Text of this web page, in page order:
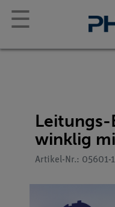
☰
Leitungs-
winklig
Artikel-Nr.: 05601-